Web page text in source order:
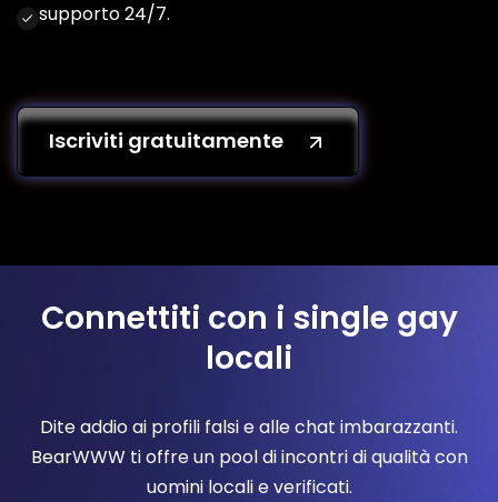
supporto 24/7.
Iscriviti gratuitamente
Connettiti con i single gay
locali
Dite addio ai profili falsi e alle chat imbarazzanti.
BearWWW ti offre un pool di incontri di qualità con
uomini locali e verificati.